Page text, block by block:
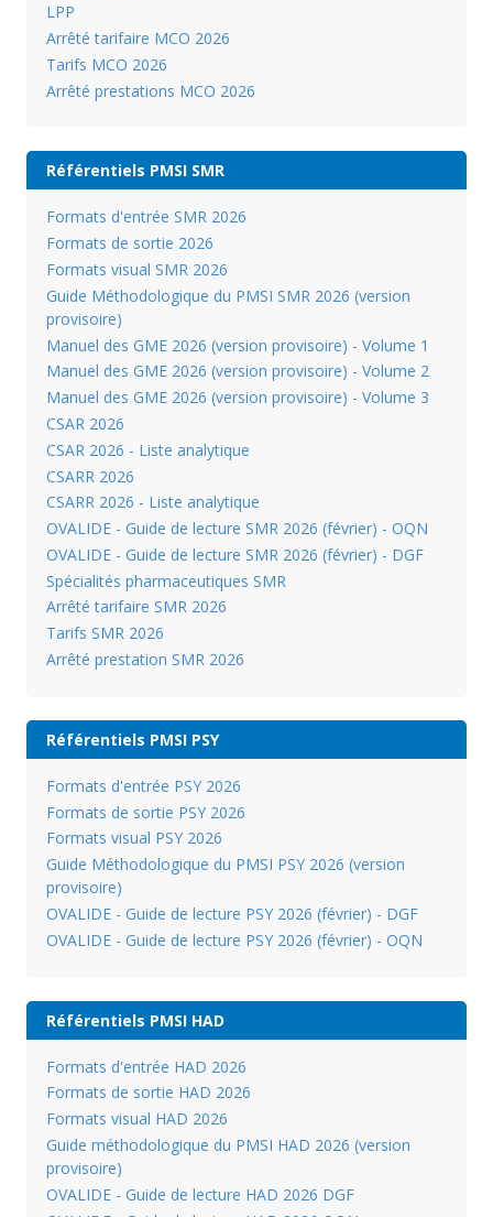
LPP
Arrêté tarifaire MCO 2026
Tarifs MCO 2026
Arrêté prestations MCO 2026
Référentiels PMSI SMR
Formats d'entrée SMR 2026
Formats de sortie 2026
Formats visual SMR 2026
Guide Méthodologique du PMSI SMR 2026 (version
provisoire)
Manuel des GME 2026 (version provisoire) - Volume 1
Manuel des GME 2026 (version provisoire) - Volume 2
Manuel des GME 2026 (version provisoire) - Volume 3
CSAR 2026
CSAR 2026 - Liste analytique
CSARR 2026
CSARR 2026 - Liste analytique
OVALIDE - Guide de lecture SMR 2026 (février) - OQN
OVALIDE - Guide de lecture SMR 2026 (février) - DGF
Spécialités pharmaceutiques SMR
Arrêté tarifaire SMR 2026
Tarifs SMR 2026
Arrêté prestation SMR 2026
Référentiels PMSI PSY
Formats d'entrée PSY 2026
Formats de sortie PSY 2026
Formats visual PSY 2026
Guide Méthodologique du PMSI PSY 2026 (version
provisoire)
OVALIDE - Guide de lecture PSY 2026 (février) - DGF
OVALIDE - Guide de lecture PSY 2026 (février) - OQN
Référentiels PMSI HAD
Formats d'entrée HAD 2026
Formats de sortie HAD 2026
Formats visual HAD 2026
Guide méthodologique du PMSI HAD 2026 (version
provisoire)
OVALIDE - Guide de lecture HAD 2026 DGF